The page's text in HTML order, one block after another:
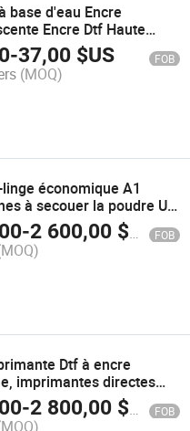
base d'eau Encre
Encre Dtf Haute
Convient pour
Dtf de bureau ou
Dtf industrielle
-37,00 $US FOB
(MOQ)
économique A1
à secouer la poudre UV
imprimante Dtf Sèche-
Machines de chauffage
en PET avec système de
-2 600,00 $US FOB
Dtf à encre
imprimantes directes
film de transfert
Andemes
-2 800,00 $US FOB